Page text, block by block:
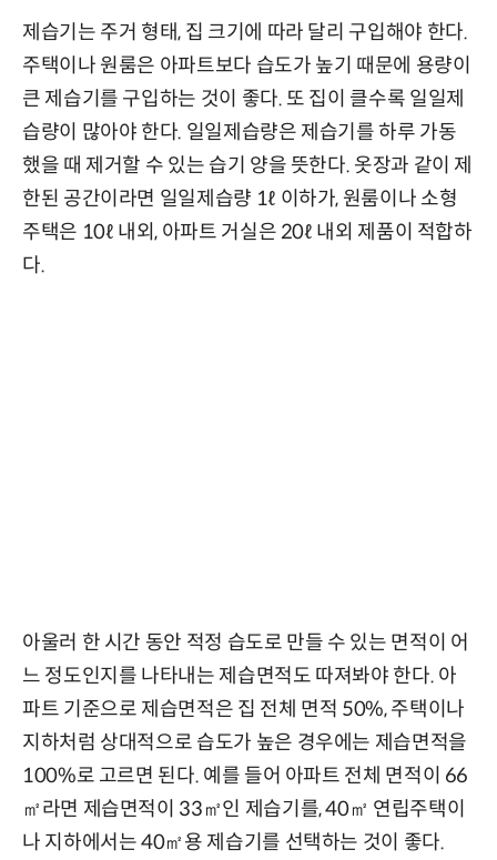
제습기는 주거 형태, 집 크기에 따라 달리 구입해야 한다.
주택이나 원룸은 아파트보다 습도가 높기 때문에 용량이
큰 제습기를 구입하는 것이 좋다. 또 집이 클수록 일일제
습량이 많아야 한다. 일일제습량은 제습기를 하루 가동
했을 때 제거할 수 있는 습기 양을 뜻한다. 옷장과 같이 제
한된 공간이라면 일일제습량 1ℓ 이하가, 원룸이나 소형
주택은 10ℓ 내외, 아파트 거실은 20ℓ 내외 제품이 적합하
다.
아울러 한 시간 동안 적정 습도로 만들 수 있는 면적이 어
느 정도인지를 나타내는 제습면적도 따져봐야 한다. 아
파트 기준으로 제습면적은 집 전체 면적 50%, 주택이나
지하처럼 상대적으로 습도가 높은 경우에는 제습면적을
100%로 고르면 된다. 예를 들어 아파트 전체 면적이 66
㎡라면 제습면적이 33㎡인 제습기를, 40㎡ 연립주택이
나 지하에서는 40㎡용 제습기를 선택하는 것이 좋다.